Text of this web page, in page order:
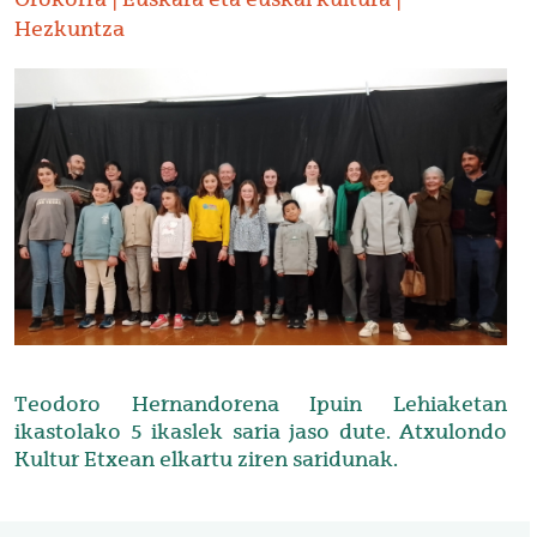
Hezkuntza
Teodoro Hernandorena Ipuin Lehiaketan
ikastolako 5 ikaslek saria jaso dute. Atxulondo
Kultur Etxean elkartu ziren saridunak.